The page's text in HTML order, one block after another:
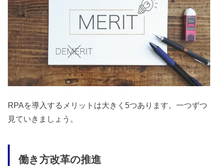
RPAを導入するメリットは大きく5つあります。一つずつ
見ていきましょう。
働き方改革の推進